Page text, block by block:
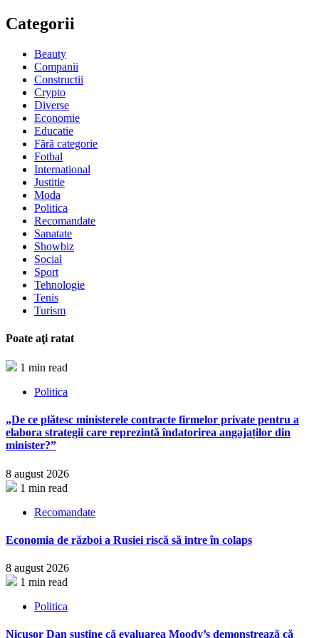
Categorii
Beauty
Companii
Constructii
Crypto
Diverse
Economie
Educatie
Fără categorie
Fotbal
International
Justitie
Moda
Politica
Recomandate
Sanatate
Showbiz
Social
Sport
Tehnologie
Tenis
Turism
Poate aţi ratat
1 min read
Politica
„De ce plătesc ministerele contracte firmelor private pentru a
elabora strategii care reprezintă îndatorirea angajaților din
minister?”
8 august 2026
1 min read
Recomandate
Economia de război a Rusiei riscă să intre în colaps
8 august 2026
1 min read
Politica
Nicușor Dan susține că evaluarea Moody’s demonstrează că